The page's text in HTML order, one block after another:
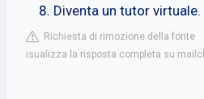
Diventa un tutor virtuale.
Richiesta di rimozione della fonte
isualizza la risposta completa su